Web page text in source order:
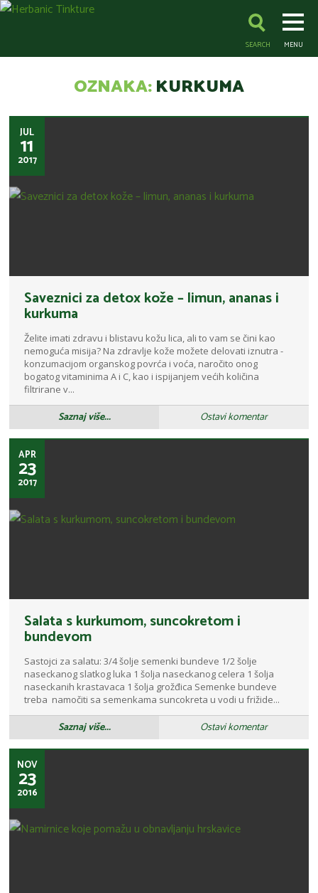
SEARCH MENU
OZNAKA:KURKUMA
JUL
11
2017
Saveznici za detox kože – limun, ananas i
kurkuma
Želite imati zdravu i blistavu kožu lica, ali to vam se čini kao
nemoguća misija? Na zdravlje kože možete delovati iznutra -
konzumacijom organskog povrća i voća, naročito onog
bogatog vitaminima A i C, kao i ispijanjem većih količina
filtrirane v...
Saznaj više... Ostavi komentar
APR
23
2017
Salata s kurkumom, suncokretom i
bundevom
Sastojci za salatu: 3/4 šolje semenki bundeve 1/2 šolje
naseckanog slatkog luka 1 šolja naseckanog celera 1 šolja
naseckanih krastavaca 1 šolja grožđica Semenke bundeve
treba namočiti sa semenkama suncokreta u vodi u frižide...
Saznaj više... Ostavi komentar
NOV
23
2016